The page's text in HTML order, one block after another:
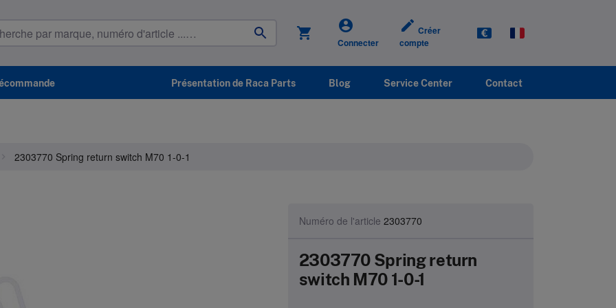
shopping_cart account_circle
Connecter
create Créer
compte
Présentation de Raca Parts Blog Service Center Contact
2303770 Spring return switch M70 1-0-1
Numéro de l'article 2303770
2303770 Spring return
switch M70 1-0-1